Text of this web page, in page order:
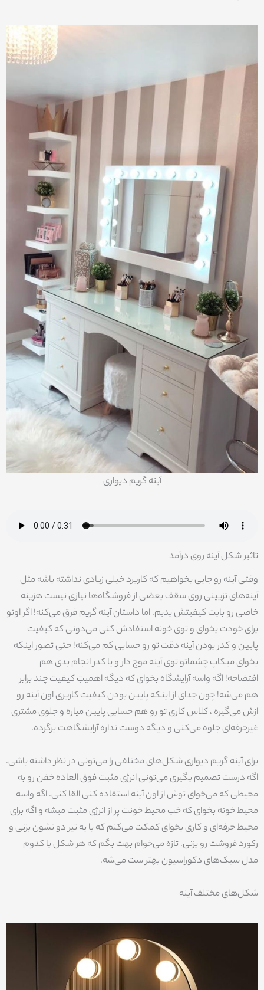
آینه گریم دیواری
تاثیر شکل آینه روی درآمد
وقتی آینه رو جایی بخواهیم که کاربرد خیلی زیادی نداشته باشه مثل
آینه‌های تزیینی روی سقف بعضی از فروشگاه‌ها نیازی نیست هزینه
خاصی رو بابت کیفیتش بدیم. اما داستان آینه گریم فرق می‌کنه! اگر اونو
برای خودت بخوای و توی خونه استفادش کنی می‌دونی که کیفیت
پایین و کدر بودن آینه دقت تو رو حسابی کم می‌کنه! حتی تصور اینکه
بخوای میکاپ چشماتو توی آینه موج دار و یا کدر انجام بدی هم
افتضاحه! اگه واسه آرایشگاه بخوای که دیگه اهمیتِ کیفیت چند برابر
هم می‌شه! چون جدای از اینکه پایین بودن کیفیت کاربری اون آینه رو
ازش می‌گیره ، کلاس کاری تو رو هم حسابی پایین میاره و جلوی مشتری
غیرحرفه‌ای جلوه می‌کنی و دیگه دوست نداره آرایشگاهت برگرده.
برای آینه گریم دیواری شکل‌های مختلفی را می‌تونی در نظر داشته باشی.
اگه درست تصمیم بگیری می‌تونی انرژی مثبت فوق العاده خفن رو به
محیطی که می‌خوای توش از اون آینه استفاده کنی القا کنی. اگه واسه
محیط خونه بخوای که خب محیط خونت پر از انرژی مثبت میشه و اگه برای
محیط حرفه‌ای و کاری بخوای کمکت می‌کنم که با یه تیر دو نشون بزنی و
رکورد فروشت رو بزنی. تازه می‌خوام بهت بگم که هر شکل با کدوم
مدل سبک‌های دکوراسیون بهتر ست می‌شه.
شکل‌های مختلف آینه